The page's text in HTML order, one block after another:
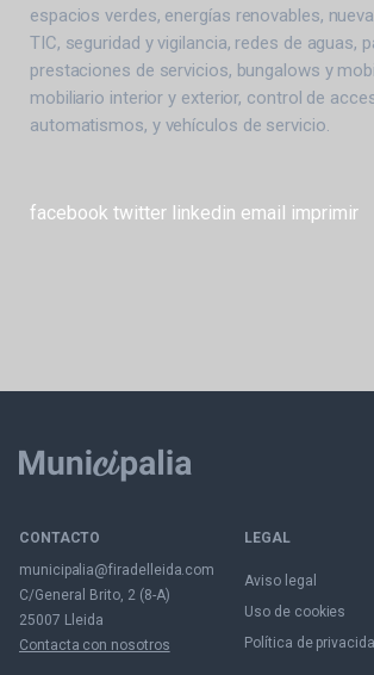
espacios verdes, energías renovables,
TIC, seguridad y vigilancia, redes de aguas,
prestaciones de servicios, bungalows y
mobiliario interior y exterior, control de
automatismos, y vehículos de servicio.
facebook twitter linkedin email imprimir
CONTACTO
municipalia@firadelleida.com
C/General Brito, 2 (8-A)
25007 Lleida
Contacta con nosotros
LEGAL
Aviso legal
Uso de cookies
Política de